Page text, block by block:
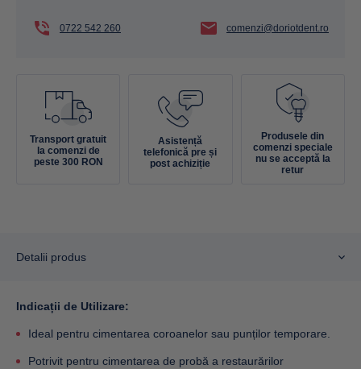
0722 542 260 comenzi@doriotdent.ro
Transport gratuit
la comenzi de
peste 300 RON
Asistență
telefonică pre și
post achiziție
Produsele din
comenzi speciale
nu se acceptă la
retur
Detalii produs
Indicații de Utilizare:
Ideal pentru cimentarea coroanelor sau punților temporare.
Potrivit pentru cimentarea de probă a restaurărilor